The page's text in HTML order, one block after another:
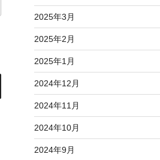
2025年3月
2025年2月
2025年1月
2024年12月
2024年11月
2024年10月
2024年9月